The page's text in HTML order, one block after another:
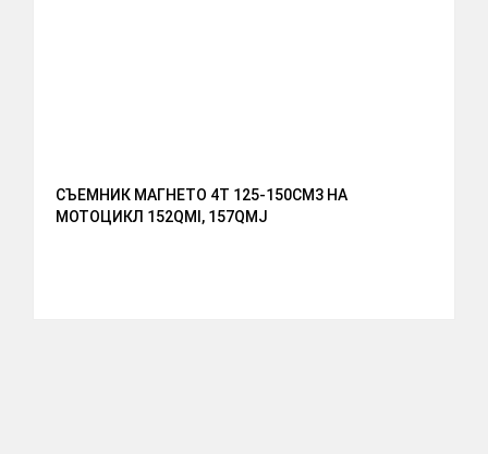
СЪЕМНИК МАГНЕТО 4T 125-150СМ3 НА
МОТОЦИКЛ 152QMI, 157QMJ